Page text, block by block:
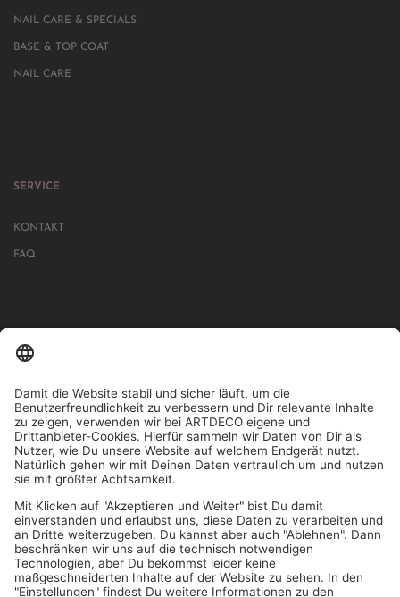
NAIL CARE & SPECIALS
BASE & TOP COAT
NAIL CARE
SERVICE
KONTAKT
FAQ